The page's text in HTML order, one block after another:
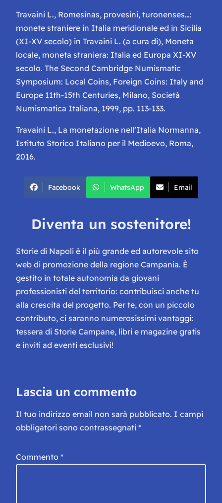
Travaini L., Romesinas, provesini, turonenses…:
monete straniere in Italia meridionale ed in Sicilia
(XI-XV secolo) in Travaini L. (a cura di), Moneta
locale, moneta straniera: Italia ed Europa XI-XV
secolo. The Second Cambridge Numismatic
Symposium: Local Coins, Foreign Coins: Italy and
Europe 11th-15th Centuries, Milano, Società
Numismatica Italiana, 1999, pp. 113-133.
Travaini L., La monetazione nell’Italia Normanna,
Istituto Storico Italiano per il Medioevo, Roma,
2016.
Facebook WhatsApp Email
Diventa un sostenitore!
Storie di Napoli è il più grande ed autorevole sito
web di promozione della regione Campania. È
gestito in totale autonomia da giovani
professionisti del territorio: contribuisci anche tu
alla crescita del progetto. Per te, con un piccolo
contributo, ci saranno numerosissimi vantaggi:
tessera di Storie Campane, libri e magazine gratis
e inviti ad eventi esclusivi!
Lascia un commento
Il tuo indirizzo email non sarà pubblicato. I campi
obbligatori sono contrassegnati *
Commento *